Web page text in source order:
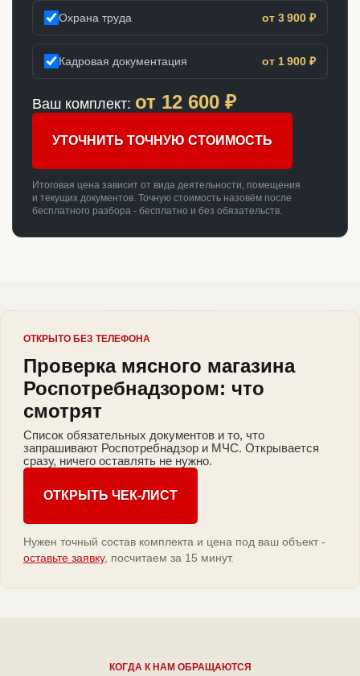
Охрана труда от 3 900 ₽
Кадровая документация от 1 900 ₽
Ваш комплект: от 12 600 ₽
УТОЧНИТЬ ТОЧНУЮ СТОИМОСТЬ
Итоговая цена зависит от вида деятельности, помещения
и текущих документов. Точную стоимость назовём после
бесплатного разбора - бесплатно и без обязательств.
ОТКРЫТО БЕЗ ТЕЛЕФОНА
Проверка мясного магазина
Роспотребнадзором: что
смотрят
Список обязательных документов и то, что
запрашивают Роспотребнадзор и МЧС. Открывается
сразу, ничего оставлять не нужно.
ОТКРЫТЬ ЧЕК-ЛИСТ
Нужен точный состав комплекта и цена под ваш объект -
оставьте заявку, посчитаем за 15 минут.
КОГДА К НАМ ОБРАЩАЮТСЯ